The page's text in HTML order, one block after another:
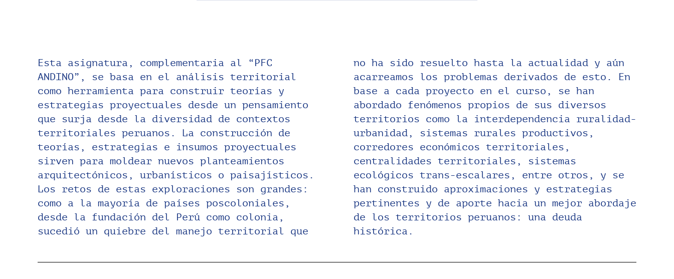
Esta asignatura, complementaria al “PFC
ANDINO”, se basa en el análisis territorial
como herramienta para construir teorías y
estrategias proyectuales desde un pensamiento
que surja desde la diversidad de contextos
territoriales peruanos. La construcción de
teorías, estrategias e insumos proyectuales
sirven para moldear nuevos planteamientos
arquitectónicos, urbanísticos o paisajísticos.
Los retos de estas exploraciones son grandes:
como a la mayoría de países poscoloniales,
desde la fundación del Perú como colonia,
sucedió un quiebre del manejo territorial que
no ha sido resuelto hasta la actualidad y aún
acarreamos los problemas derivados de esto. En
base a cada proyecto en el curso, se han
abordado fenómenos propios de sus diversos
territorios como la interdependencia ruralidad-
urbanidad, sistemas rurales productivos,
corredores económicos territoriales,
centralidades territoriales, sistemas
ecológicos trans-escalares, entre otros, y se
han construido aproximaciones y estrategias
pertinentes y de aporte hacia un mejor abordaje
de los territorios peruanos: una deuda
histórica.